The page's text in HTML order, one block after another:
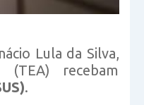
Lula da Silva,
recebam
.